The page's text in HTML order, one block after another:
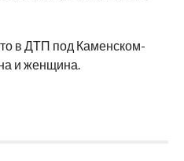
в ДТП под Каменском-
и женщина.